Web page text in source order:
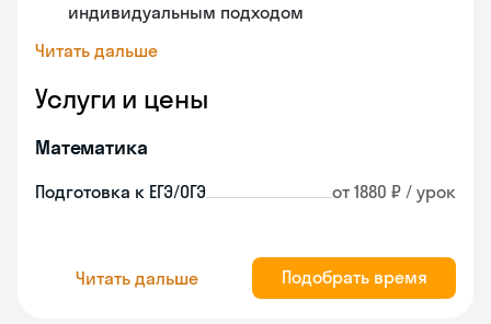
индивидуальным подходом
Читать дальше
Услуги и цены
Математика
Подготовка к ЕГЭ/ОГЭ от 1880 ₽ / урок
Читать дальше Подобрать время